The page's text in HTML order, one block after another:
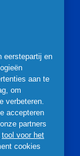
Pers
Gegevens
eerstepartij en
aan te
om
verbeteren.
accepteren
partners
tool voor het
cookies